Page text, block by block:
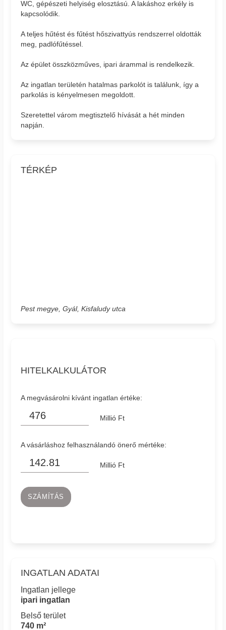
WC, gépészeti helyiség elosztású. A lakáshoz erkély is
kapcsolódik.
A teljes hűtést és fűtést hőszivattyús rendszerrel oldották
meg, padlófűtéssel.
Az épület összközműves, ipari árammal is rendelkezik.
Az ingatlan területén hatalmas parkolót is találunk, így a
parkolás is kényelmesen megoldott.
Szeretettel várom megtisztelő hívását a hét minden
napján.
TÉRKÉP
Pest megye, Gyál, Kisfaludy utca
HITELKALKULÁTOR
A megvásárolni kívánt ingatlan értéke:
Millió Ft
A vásárláshoz felhasználandó önerő mértéke:
Millió Ft
SZÁMÍTÁS
INGATLAN ADATAI
Ingatlan jellege
ipari ingatlan
Belső terület
740 m²